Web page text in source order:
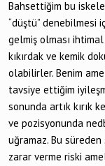
Bahsettiğim bu
“düştü” denebilmesi
gelmiş olması
kıkırdak ve kemik
olabilirler. Benim
tavsiye ettiğim
sonunda artık kırık
ve pozisyonunda
uğramaz. Bu
zarar verme riski